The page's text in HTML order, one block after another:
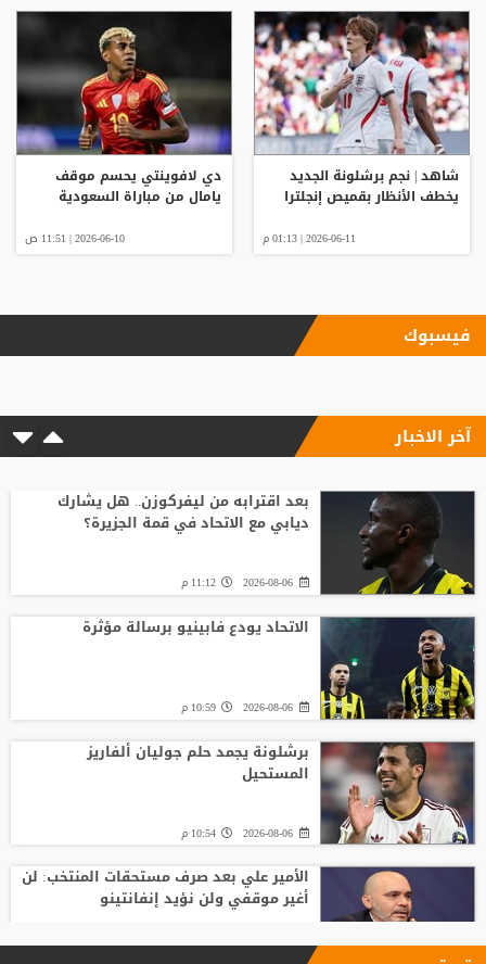
شاهد | نجم برشلونة الجديد
يخطف الأنظار بقميص إنجلترا
2026-06-11 | 01:13 م
دي لافوينتي يحسم موقف
يامال من مباراة السعودية
2026-06-10 | 11:51 ص
فيسبوك
آخر الاخبار
بعد اقترابه من ليفركوزن.. هل يشارك
ديابي مع الاتحاد في قمة الجزيرة؟
2026-08-06 11:12 م
الاتحاد يودع فابينيو برسالة مؤثرة
2026-08-06 10:59 م
برشلونة يجمد حلم جوليان ألفاريز
المستحيل
2026-08-06 10:54 م
الأمير علي بعد صرف مستحقات المنتخب: لن
أغير موقفي ولن نؤيد إنفانتينو